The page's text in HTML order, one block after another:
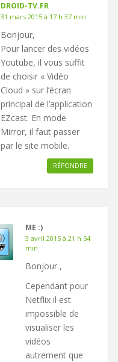
DROID-TV.FR
31 mars 2015 à 17 h 37 min
Bonjour,
Pour lancer des vidéos
Youtube, il vous suffit
de choisir « Vidéo
Cloud » sur l’écran
principal de l’application
EZcast. En mode
Mirror, il faut passer
par le site mobile.
RÉPONDRE
ME :)
3 avril 2015 à 21 h 54
min
Bonjour ,
Cependant pour
Netflix il est
impossible de
visualiser les
vidéos
autrement que